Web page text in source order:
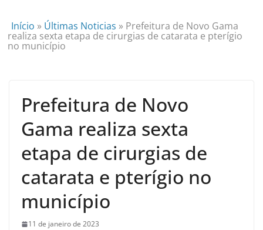
Início » Últimas Noticias » Prefeitura de Novo Gama
realiza sexta etapa de cirurgias de catarata e pterígio
no município
Prefeitura de Novo
Gama realiza sexta
etapa de cirurgias de
catarata e pterígio no
município
11 de janeiro de 2023